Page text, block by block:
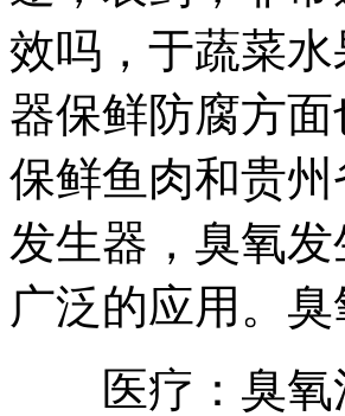
效吗， 于蔬菜
器保鲜防腐方
保鲜鱼肉和贵州
发生器， 臭氧
广泛的应用。 臭
医疗：臭氧